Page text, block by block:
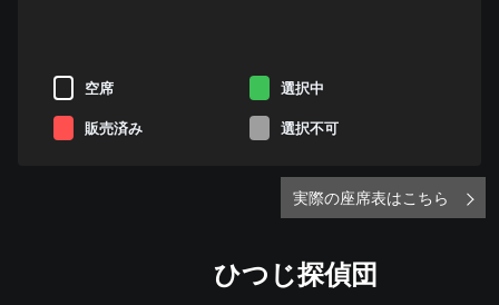
空席 選択中
販売済み 選択不可
実際の座席表はこちら
ひつじ探偵団